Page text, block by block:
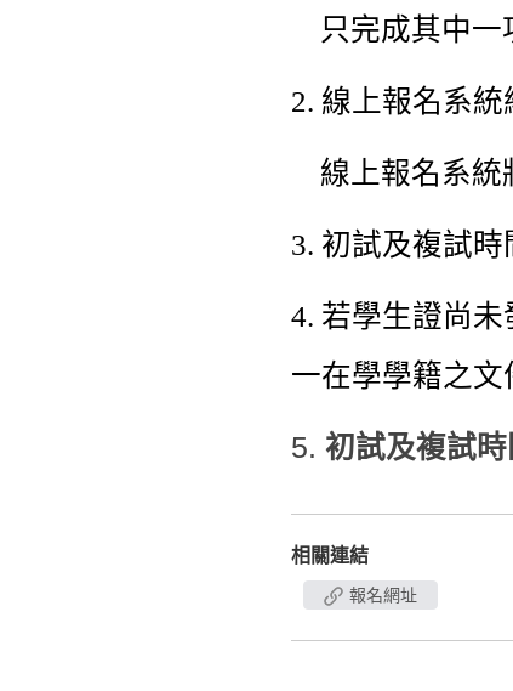
只完成其中一
2. 線上報名系統
線上報名系統
3. 初試及複試時
4. 若學生證尚
一在學學籍之文
5. 初試及複試
相關連結
報名網址